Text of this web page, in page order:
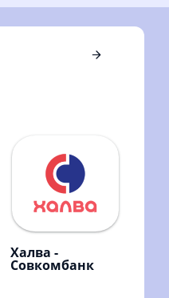
Халва -
Совкомбанк